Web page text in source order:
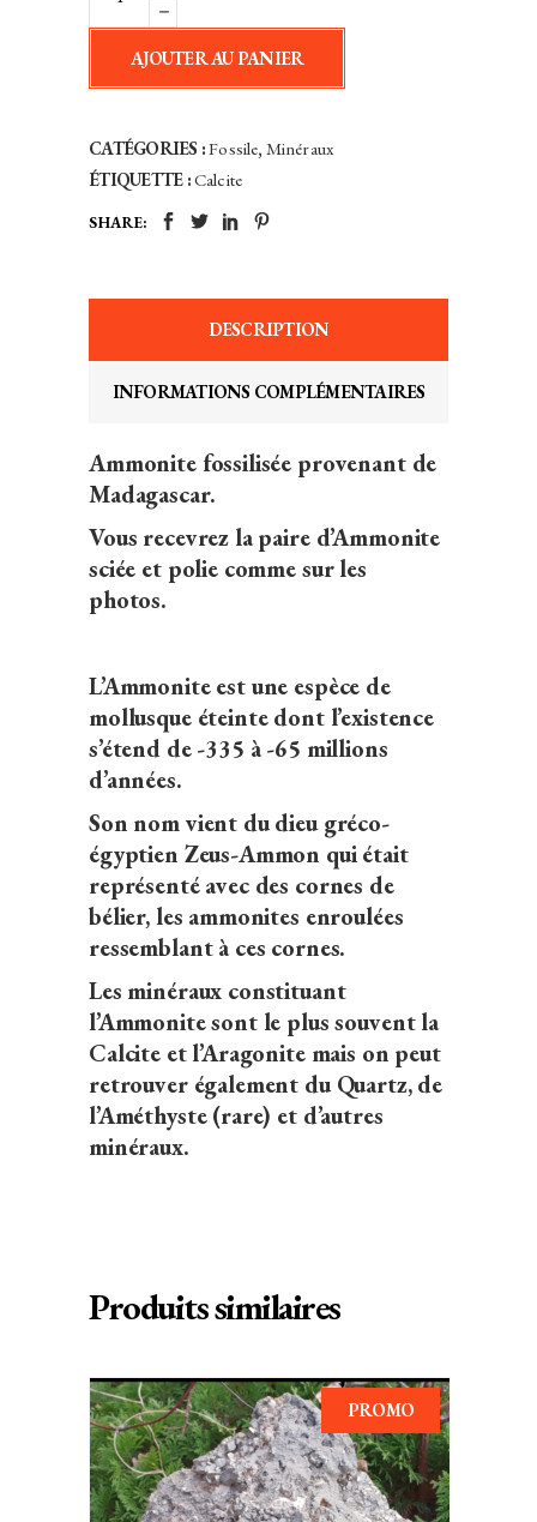
quantity
AJOUTER AU PANIER
CATÉGORIES :Fossile, Minéraux
ÉTIQUETTE :Calcite
SHARE:
DESCRIPTION
INFORMATIONS COMPLÉMENTAIRES
Ammonite fossilisée provenant de
Madagascar.
Vous recevrez la paire d’Ammonite
sciée et polie comme sur les
photos.
L’Ammonite est une espèce de
mollusque éteinte dont l’existence
s’étend de -335 à -65 millions
d’années.
Son nom vient du dieu gréco-
égyptien Zeus-Ammon qui était
représenté avec des cornes de
bélier, les ammonites enroulées
ressemblant à ces cornes.
Les minéraux constituant
l’Ammonite sont le plus souvent la
Calcite et l’Aragonite mais on peut
retrouver également du Quartz, de
l’Améthyste (rare) et d’autres
minéraux.
Produits similaires
PROMO